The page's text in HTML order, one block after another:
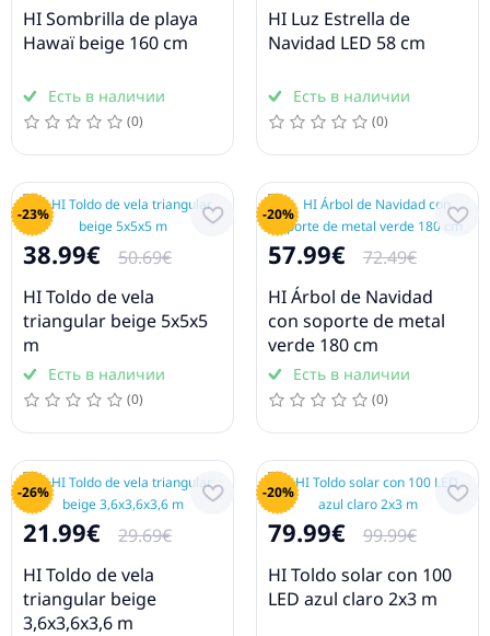
HI Sombrilla de playa
Hawaï beige 160 cm
Есть в наличии
(0)
HI Luz Estrella de
Navidad LED 58 cm
Есть в наличии
(0)
-23%
38.99€
50.69€
HI Toldo de vela
triangular beige 5x5x5
m
Есть в наличии
(0)
-20%
57.99€
72.49€
HI Árbol de Navidad
con soporte de metal
verde 180 cm
Есть в наличии
(0)
-26%
21.99€
29.69€
HI Toldo de vela
triangular beige
3,6x3,6x3,6 m
-20%
79.99€
99.99€
HI Toldo solar con 100
LED azul claro 2x3 m